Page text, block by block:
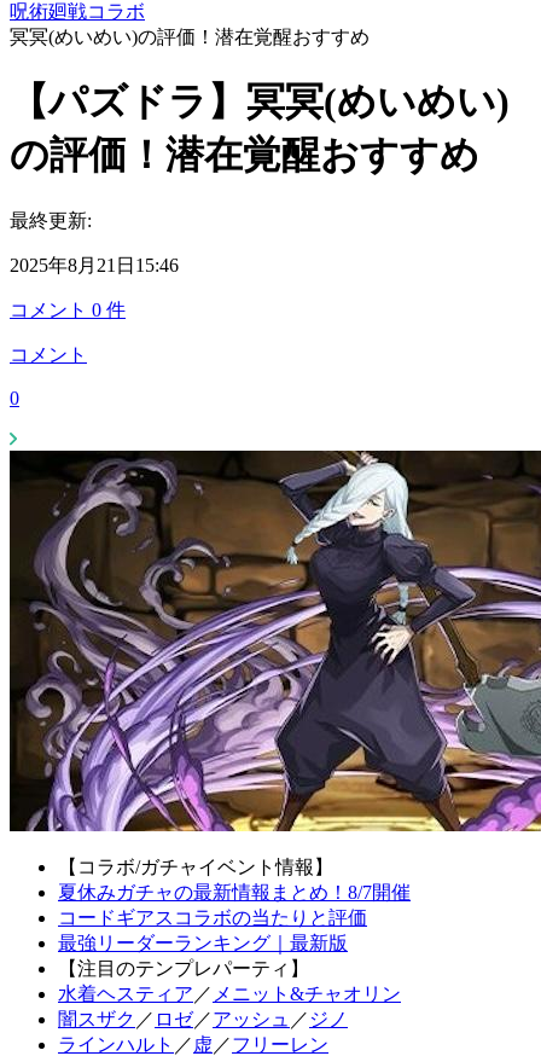
呪術廻戦コラボ
冥冥(めいめい)の評価！潜在覚醒おすすめ
【パズドラ】冥冥(めいめい)
の評価！潜在覚醒おすすめ
最終更新:
2025年8月21日15:46
コメント 0 件
コメント
0
【コラボ/ガチャイベント情報】
夏休みガチャの最新情報まとめ！8/7開催
コードギアスコラボの当たりと評価
最強リーダーランキング｜最新版
【注目のテンプレパーティ】
水着ヘスティア ／ メニット&チャオリン
闇スザク ／ ロゼ／アッシュ ／ ジノ
ラインハルト ／ 虚 ／フリーレン